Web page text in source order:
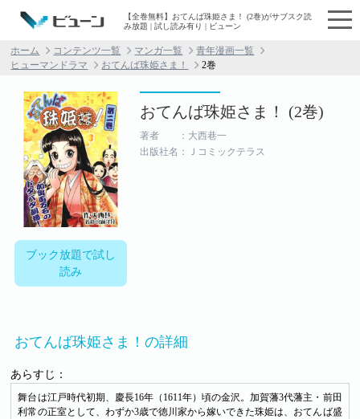
【全巻無料】おてんば珠姫さま！ (2巻)がサブスク読
み放題 | 試し読み有り | ビューン
ホーム コンテンツ一覧 マンガ一覧
青年漫画一覧
ヒューマンドラマ
おてんば珠姫さま！ 2巻
ブック放題で試し
読み
おてんば珠姫さま！ (2巻)
著者 ：大西巷一
出版社名：Ｊコミックテラス
おてんば珠姫さま！の詳細
あらすじ：
舞台は江戸時代初期、慶長16年（1611年）頃の金沢。加賀藩3代藩主・前田
利常の正室として、わずか3歳で徳川家から嫁いできた珠姫は、おてんば盛